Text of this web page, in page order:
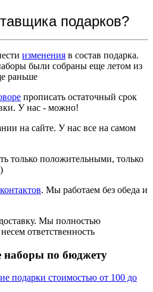
подарков?
изменения в состав подарка.
были собраны еще летом из
раньше
прописать остаточный срок
У нас - можно!
на сайте. У нас все на самом
только положительными, только
контактов. Мы работаем без обеда и
Мы полностью
ответственность
наборы по бюджету